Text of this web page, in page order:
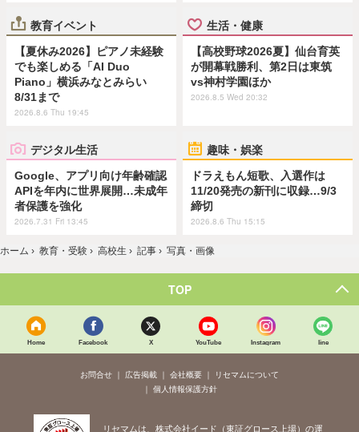
教育イベント
【夏休み2026】ピアノ未経験
でも楽しめる「AI Duo
Piano」横浜みなとみらい
8/31まで
2026.8.6 Thu 19:45
生活・健康
【高校野球2026夏】仙台育英
が開幕戦勝利、第2日は東筑
vs神村学園ほか
2026.8.5 Wed 20:32
デジタル生活
Google、アプリ向け年齢確認
APIを年内に世界展開…未成年
者保護を強化
2026.7.31 Fri 13:45
趣味・娯楽
ドラえもん短歌、入選作は
11/20発売の新刊に収録…9/3
締切
2026.8.6 Thu 15:15
ホーム › 教育・受験 › 高校生 › 記事 › 写真・画像
TOP
Home Facebook X YouTube Instagram line
お問合せ 広告掲載 会社概要
リセマムについて
個人情報保護方針
リセマムは、株式会社イード（東証グロース上場）の運